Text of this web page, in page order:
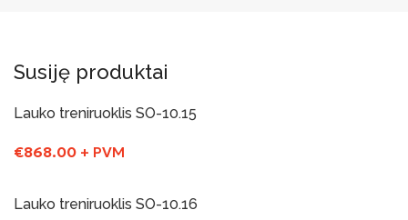
Susiję produktai
Lauko treniruoklis SO-10.15
€868.00 + PVM
Lauko treniruoklis SO-10.16